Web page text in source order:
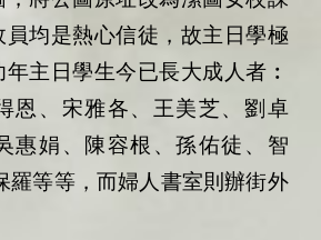
均是熱心信徒，故主日學極
主日學生今已長大成人者︰
恩、宋雅各、王美芝、劉卓
惠娟、陳容根、孫佑徒、智
羅等等，而婦人書室則辦街外